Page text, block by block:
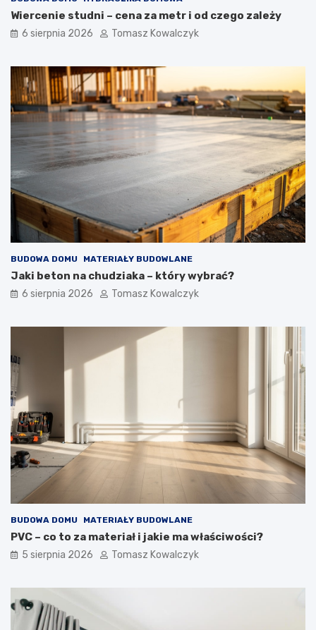
ę
t
n
y
c
h
Wiercenie studni – cena za metr i od czego zależy
6 sierpnia 2026 Tomasz Kowalczyk
BUDOWA DOMU MATERIAŁY BUDOWLANE
Jaki beton na chudziaka – który wybrać?
6 sierpnia 2026 Tomasz Kowalczyk
BUDOWA DOMU MATERIAŁY BUDOWLANE
PVC – co to za materiał i jakie ma właściwości?
5 sierpnia 2026 Tomasz Kowalczyk